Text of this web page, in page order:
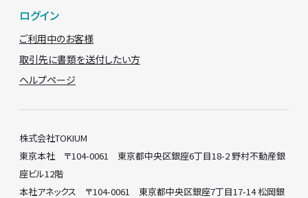
ログイン
ご利用中のお客様
取引先に書類を送付したい方
ヘルプページ
株式会社TOKIUM
東京本社 〒104-0061 東京都中央区銀座6丁目18-2 野村不動産銀
座ビル12階
本社アネックス 〒104-0061 東京都中央区銀座7丁目17-14 松岡銀